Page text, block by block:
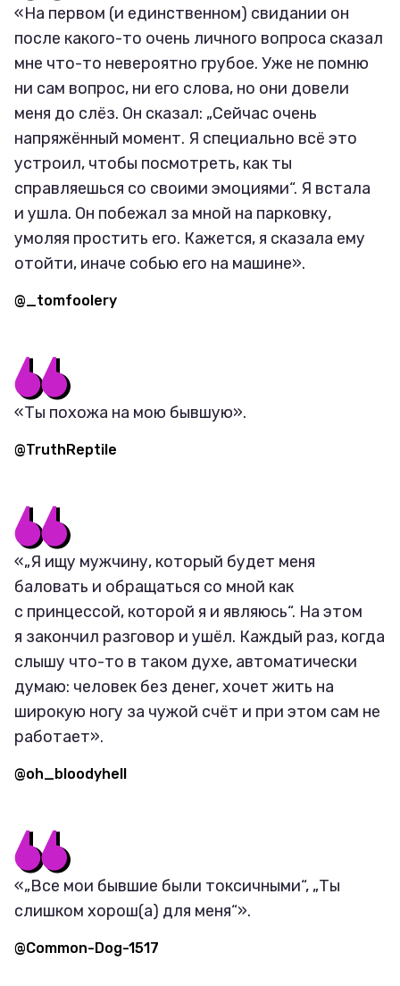
«На первом (и единственном) свидании он
после какого-то очень личного вопроса сказал
мне что-то невероятно грубое. Уже не помню
ни сам вопрос, ни его слова, но они довели
меня до слёз. Он сказал: „Сейчас очень
напряжённый момент. Я специально всё это
устроил, чтобы посмотреть, как ты
справляешься со своими эмоциями“. Я встала
и ушла. Он побежал за мной на парковку,
умоляя простить его. Кажется, я сказала ему
отойти, иначе собью его на машине».
@_tomfoolery
«Ты похожа на мою бывшую».
@TruthReptile
«„Я ищу мужчину, который будет меня
баловать и обращаться со мной как
с принцессой, которой я и являюсь“. На этом
я закончил разговор и ушёл. Каждый раз, когда
слышу что-то в таком духе, автоматически
думаю: человек без денег, хочет жить на
широкую ногу за чужой счёт и при этом сам не
работает».
@oh_bloodyhell
«„Все мои бывшие были токсичными“, „Ты
слишком хорош(а) для меня“».
@Common-Dog-1517